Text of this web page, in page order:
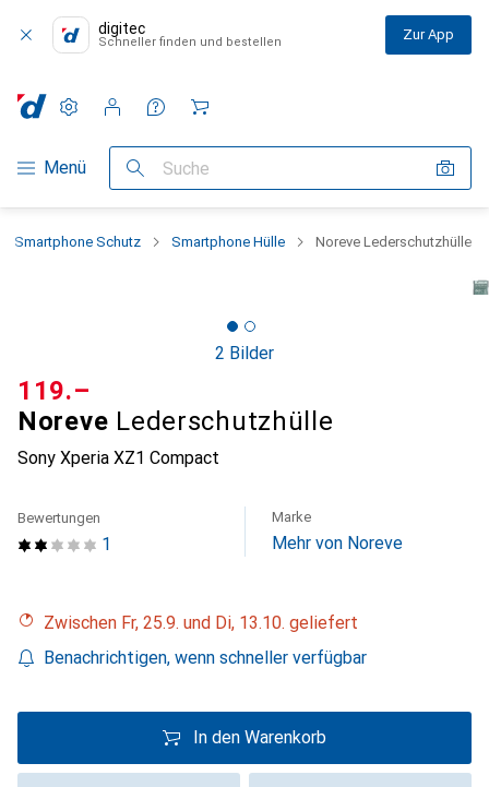
digitec
Schneller finden und bestellen Zur App
Navigation nach Kategorien
Menü Suche
Einstellungen
Kundenkonto
Vergleichslisten
Merklisten
Warenkorb
Smartphone Schutz Smartphone Hülle Noreve Lederschutzhülle
2 Bilder
Noreve Lederschutzhülle
Sony Xperia XZ1 Compact
CHF
119.–
1
Bewertungen Marke
Mehr von Noreve
Zwischen Fr, 25.9. und Di, 13.10. geliefert
Benachrichtigen, wenn schneller verfügbar
In den Warenkorb